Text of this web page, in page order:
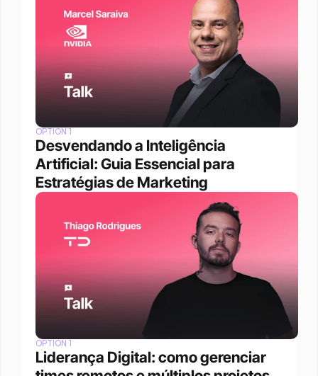
OPTION 1
Desvendando a Inteligência
Artificial: Guia Essencial para
Estratégias de Marketing
OPTION 1
Liderança Digital: como gerenciar